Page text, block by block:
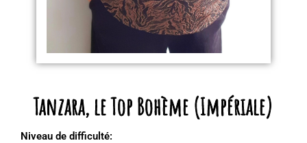
Tanzara, le Top Bohème (Impériale)
Niveau de difficulté: